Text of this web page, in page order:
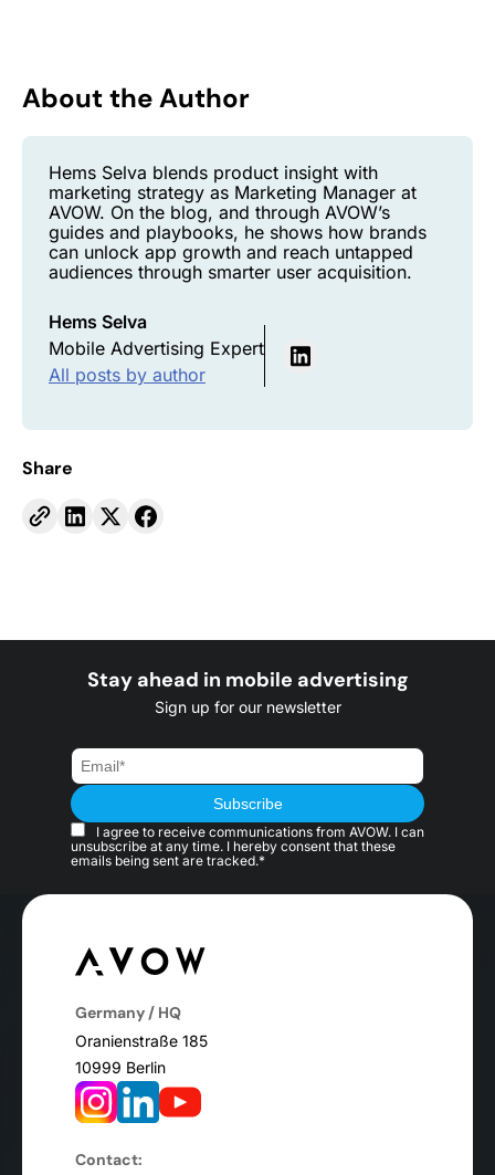
About the Author
Hems Selva blends product insight with
marketing strategy as Marketing Manager at
AVOW. On the blog, and through AVOW’s
guides and playbooks, he shows how brands
can unlock app growth and reach untapped
audiences through smarter user acquisition.
Hems Selva
Mobile Advertising Expert
All posts by author
Share
Stay ahead in mobile advertising
Sign up for our newsletter
I agree to receive communications from AVOW. I can
unsubscribe at any time. I hereby consent that these
emails being sent are tracked.*
Germany / HQ
Oranienstraße 185
10999 Berlin
Contact: